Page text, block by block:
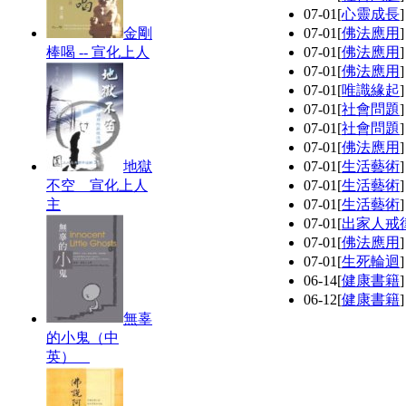
金剛
棒喝 -- 宣化上人
地獄
不空 宣化上人
主
無辜
的小鬼（中
英）
07-01 [心靈成長
07-01 [佛法應用
07-01 [佛法應用
07-01 [佛法應用
07-01 [唯識緣起
07-01 [社會問題
07-01 [社會問題
07-01 [佛法應用
07-01 [生活藝術
07-01 [生活藝術
07-01 [生活藝術
07-01 [出家人戒
07-01 [佛法應用
07-01 [生死輪迴
06-14[健康書籍
06-12[健康書籍